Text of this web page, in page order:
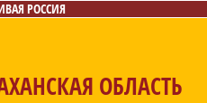
РОССИЯ
ОБЛАСТЬ